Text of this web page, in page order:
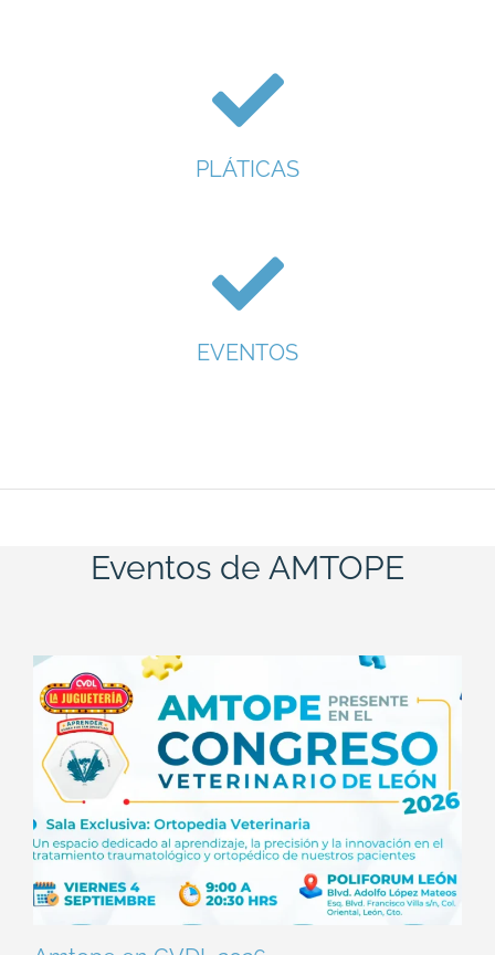
PLÁTICAS
EVENTOS
Eventos de AMTOPE